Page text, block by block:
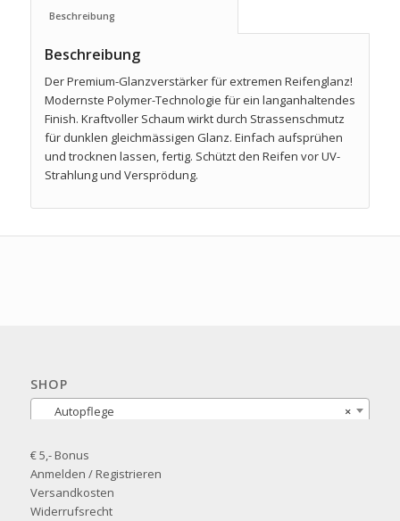
Beschreibung
Der Premium-Glanzverstärker für extremen Reifenglanz!
Modernste Polymer-Technologie für ein langanhaltendes
Finish. Kraftvoller Schaum wirkt durch Strassenschmutz
für dunklen gleichmässigen Glanz. Einfach aufsprühen
und trocknen lassen, fertig. Schützt den Reifen vor UV-
Strahlung und Versprödung.
SHOP
×
Autopflege
€ 5,- Bonus
Anmelden / Registrieren
Versandkosten
Widerrufsrecht